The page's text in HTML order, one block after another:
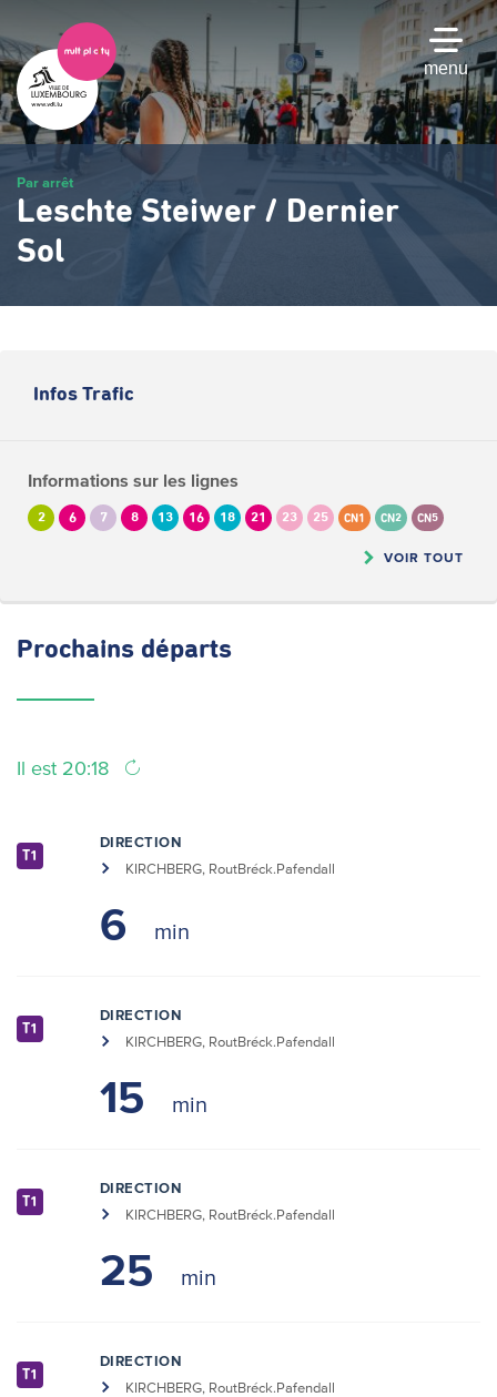
au
contenu
principal
menu
Par arrêt
Leschte Steiwer / Dernier
Sol
Infos Trafic
Informations sur les lignes
2 6 7 8 13 16 18 21 23 25 CN1 CN2 CN5
VOIR TOUT
Prochains départs
Il est 20:18
T1
DIRECTION
KIRCHBERG, RoutBréck.Pafendall
6
T1
DIRECTION
KIRCHBERG, RoutBréck.Pafendall
15
T1
DIRECTION
KIRCHBERG, RoutBréck.Pafendall
25
T1
DIRECTION
KIRCHBERG, RoutBréck.Pafendall